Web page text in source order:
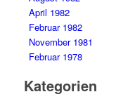
April 1982
Februar 1982
November 1981
Februar 1978
Kategorien